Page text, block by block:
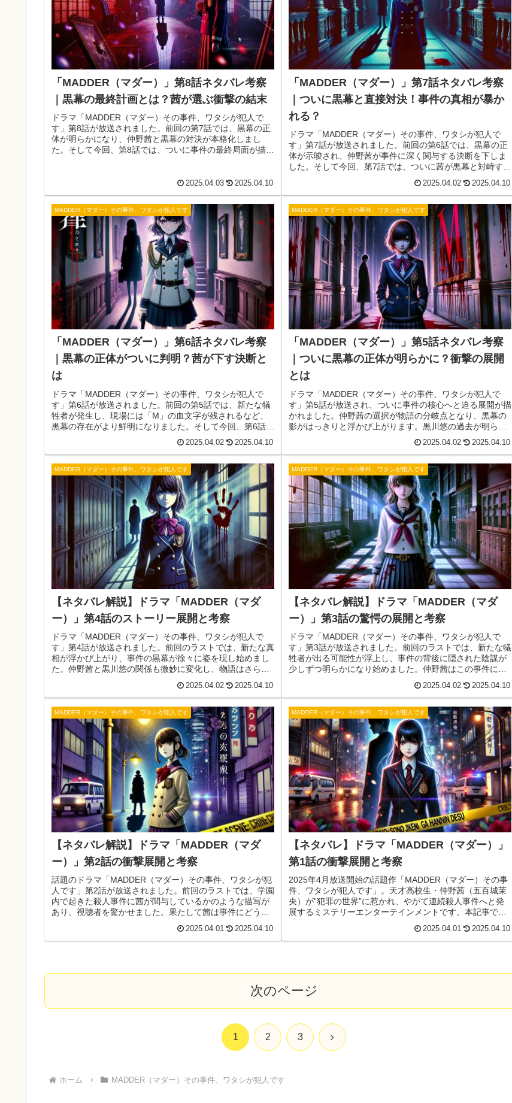
「MADDER（マダー）」第8話ネタバレ考察
｜黒幕の最終計画とは？茜が選ぶ衝撃の結末
ドラマ「MADDER（マダー）その事件、ワタシが犯人で
す」第8話が放送されました。前回の第7話では、黒幕の正
体が明らかになり、仲野茜と黒幕の対決が本格化しまし
た。そして今回、第8話では、ついに事件の最終局面が描か
2025.04.03 2025.04.10
「MADDER（マダー）」第7話ネタバレ考察
｜ついに黒幕と直接対決！事件の真相が暴か
れる？
ドラマ「MADDER（マダー）その事件、ワタシが犯人で
す」第7話が放送されました。前回の第6話では、黒幕の正
体が示唆され、仲野茜が事件に深く関与する決断を下しま
した。そして今回、第7話では、ついに茜が黒幕と対峙する
物語はクライマックスへと向かうのか？本記事では、第7話
のあらすじや見どころ、今後の展開を徹底考察していきま
す。
2025.04.02 2025.04.10
MADDER（マダー）その事件、ワタシが犯人です
「MADDER（マダー）」第6話ネタバレ考察
｜黒幕の正体がついに判明？茜が下す決断と
は
ドラマ「MADDER（マダー）その事件、ワタシが犯人で
す」第6話が放送されました。前回の第5話では、新たな犠
牲者が発生し、現場には「M」の血文字が残されるなど、
黒幕の存在がより鮮明になりました。そして今回、第6話で
は、ついに黒幕の正体が判明するのか？仲野茜が下す決断
と、事件の真相に迫る展開を詳しく解説していきます。
2025.04.02 2025.04.10
MADDER（マダー）その事件、ワタシが犯人です
「MADDER（マダー）」第5話ネタバレ考察
｜ついに黒幕の正体が明らかに？衝撃の展開
とは
ドラマ「MADDER（マダー）その事件、ワタシが犯人で
す」第5話が放送され、ついに事件の核心へと迫る展開が描
かれました。仲野茜の選択が物語の分岐点となり、黒幕の
影がはっきりと浮かび上がります。黒川悠の過去が明らか
になり、事件との関係も深まる中、次なる犠牲者が…？今
回は、第5話のあらすじと考察を交えながら、今後の展開を
徹底解説します。
2025.04.02 2025.04.10
MADDER（マダー）その事件、ワタシが犯人です
【ネタバレ解説】ドラマ「MADDER（マダ
ー）」第4話のストーリー展開と考察
ドラマ「MADDER（マダー）その事件、ワタシが犯人で
す」第4話が放送されました。前回のラストでは、新たな真
相が浮かび上がり、事件の黒幕が徐々に姿を現し始めまし
た。仲野茜と黒川悠の関係も微妙に変化し、物語はさらに
予測不能な展開へと進んでいきます。本記事では、第4話の
あらすじとネタバレ、見どころ、今後の展開について詳し
く解説します。
2025.04.02 2025.04.10
MADDER（マダー）その事件、ワタシが犯人です
【ネタバレ解説】ドラマ「MADDER（マダ
ー）」第3話の驚愕の展開と考察
ドラマ「MADDER（マダー）その事件、ワタシが犯人で
す」第3話が放送されました。前回のラストでは、新たな犠
牲者が出る可能性が浮上し、事件の背後に隠された陰謀が
少しずつ明らかになり始めました。仲野茜はこの事件にど
こまで関与しているのか？ そして、黒川悠の過去に秘めら
れた真実とは？本記事では、第3話のあらすじとネタバレ、
見どころ、今後の展開について詳しく解説します。
2025.04.02 2025.04.10
MADDER（マダー）その事件、ワタシが犯人です
【ネタバレ解説】ドラマ「MADDER（マダ
ー）」第2話の衝撃展開と考察
話題のドラマ「MADDER（マダー）その事件、ワタシが犯
人です」第2話が放送されました。前回のラストでは、学園
内で起きた殺人事件に茜が関与しているかのような描写が
あり、視聴者を驚かせました。果たして茜は事件にどう関
わっているのか？ そして、黒川悠の正体とは？本記事で
は、第2話のあらすじとネタバレ、見どころ、今後の展開に
ついて詳しく解説します。
2025.04.01 2025.04.10
MADDER（マダー）その事件、ワタシが犯人です
【ネタバレ】ドラマ「MADDER（マダー）」
第1話の衝撃展開と考察
2025年4月放送開始の話題作「MADDER（マダー）その事
件、ワタシが犯人です」。天才高校生・仲野茜（五百城茉
央）が“犯罪の世界”に惹かれ、やがて連続殺人事件へと発
展するミステリーエンターテインメントです。本記事で
は、第1話のあらすじとネタバレ、見どころ、そして今後の
2025.04.01 2025.04.10
次のページ
1 2 3 次
ホーム MADDER（マダー）その事件、ワタシが犯人です